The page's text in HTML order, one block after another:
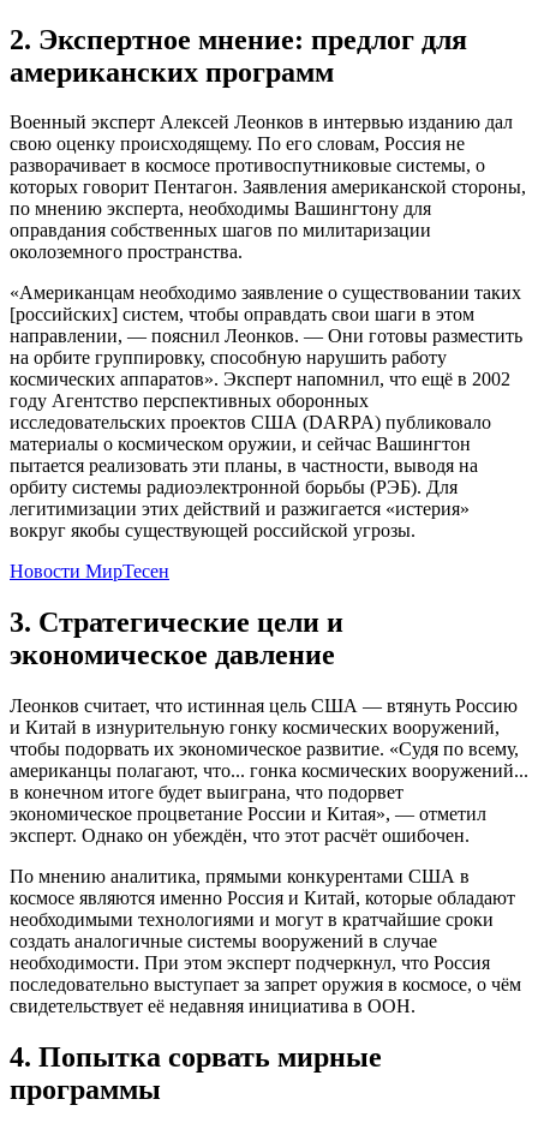
2. Экспертное мнение: предлог для
американских программ
Военный эксперт Алексей Леонков в интервью изданию дал
свою оценку происходящему. По его словам, Россия не
разворачивает в космосе противоспутниковые системы, о
которых говорит Пентагон. Заявления американской стороны,
по мнению эксперта, необходимы Вашингтону для
оправдания собственных шагов по милитаризации
околоземного пространства.
«Американцам необходимо заявление о существовании таких
[российских] систем, чтобы оправдать свои шаги в этом
направлении, — пояснил Леонков. — Они готовы разместить
на орбите группировку, способную нарушить работу
космических аппаратов». Эксперт напомнил, что ещё в 2002
году Агентство перспективных оборонных
исследовательских проектов США (DARPA) публиковало
материалы о космическом оружии, и сейчас Вашингтон
пытается реализовать эти планы, в частности, выводя на
орбиту системы радиоэлектронной борьбы (РЭБ). Для
легитимизации этих действий и разжигается «истерия»
вокруг якобы существующей российской угрозы.
Новости МирТесен
3. Стратегические цели и
экономическое давление
Леонков считает, что истинная цель США — втянуть Россию
и Китай в изнурительную гонку космических вооружений,
чтобы подорвать их экономическое развитие. «Судя по всему,
американцы полагают, что... гонка космических вооружений...
в конечном итоге будет выиграна, что подорвет
экономическое процветание России и Китая», — отметил
эксперт. Однако он убеждён, что этот расчёт ошибочен.
По мнению аналитика, прямыми конкурентами США в
космосе являются именно Россия и Китай, которые обладают
необходимыми технологиями и могут в кратчайшие сроки
создать аналогичные системы вооружений в случае
необходимости. При этом эксперт подчеркнул, что Россия
последовательно выступает за запрет оружия в космосе, о чём
свидетельствует её недавняя инициатива в ООН.
4. Попытка сорвать мирные
программы